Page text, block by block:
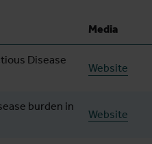
Media
Disease
Website
burden in
Website